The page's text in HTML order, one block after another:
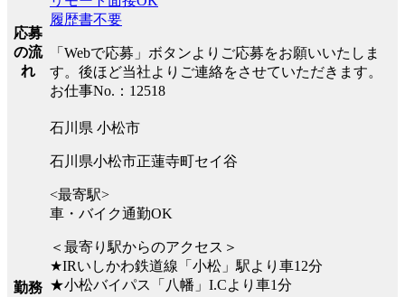
応募
の流
れ
履歴書不要
「Webで応募」ボタンよりご応募をお願いいたしま
す。後ほど当社よりご連絡をさせていただきます。
お仕事No.：12518
勤務
石川県 小松市
石川県小松市正蓮寺町セイ谷
<最寄駅>
車・バイク通勤OK
＜最寄り駅からのアクセス＞
★IRいしかわ鉄道線「小松」駅より車12分
★小松バイパス「八幡」I.Cより車1分